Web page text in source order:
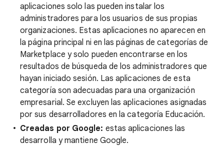
aplicaciones solo las pueden instalar los
administradores para los usuarios de sus propias
organizaciones. Estas aplicaciones no aparecen en
la página principal ni en las páginas de categorías de
Marketplace y solo pueden encontrarse en los
resultados de búsqueda de los administradores que
hayan iniciado sesión. Las aplicaciones de esta
categoría son adecuadas para una organización
empresarial. Se excluyen las aplicaciones asignadas
por sus desarrolladores en la categoría Educación.
Creadas por Google: estas aplicaciones las
desarrolla y mantiene Google.